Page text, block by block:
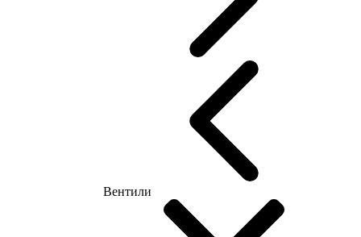
Вентили